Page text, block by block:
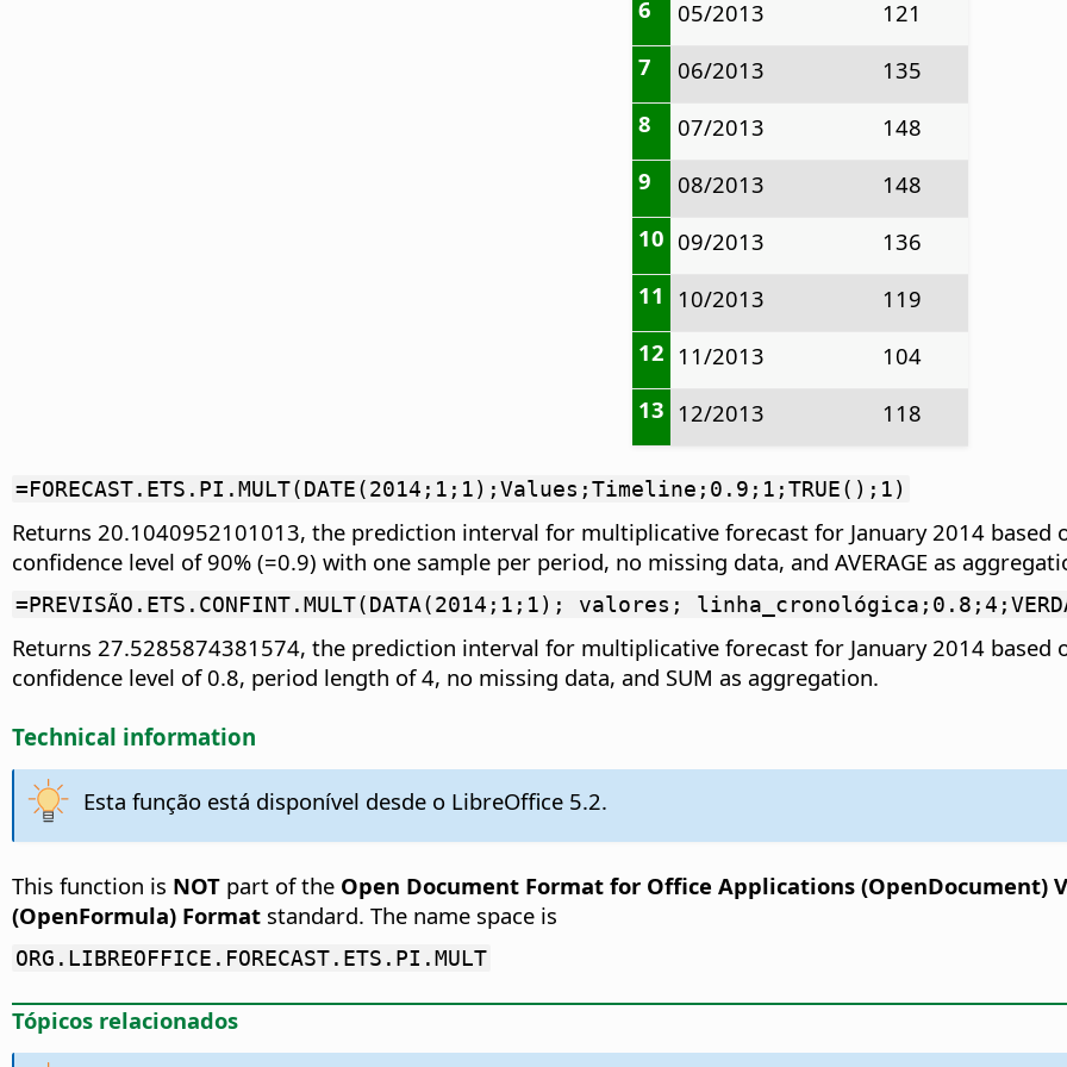
6
05/2013
121
7
06/2013
135
8
07/2013
148
9
08/2013
148
10 09/2013
136
11 10/2013
119
12 11/2013
104
13 12/2013 118
=FORECAST.ETS.PI.MULT(DATE(2014;1;1);Values;Timeline;0.9;1;TRUE();1)
Returns 20.1040952101013, the prediction interval for multiplicative forecast for January 2014 based
confidence level of 90% (=0.9) with one sample per period, no missing data, and AVERAGE as
=PREVISÃO.ETS.CONFINT.MULT(DATA(2014;1;1); valores;
Returns 27.5285874381574, the prediction interval for multiplicative forecast for January 2014 based
confidence level of 0.8, period length of 4, no missing data, and SUM as aggregation.
Technical information
Esta função está disponível desde o LibreOffice 5.2.
This function is NOT part of the Open Document Format for Office Applications (OpenDocument)
(OpenFormula) Format standard. The name space is
ORG.LIBREOFFICE.FORECAST.ETS.PI.MULT
Tópicos relacionados